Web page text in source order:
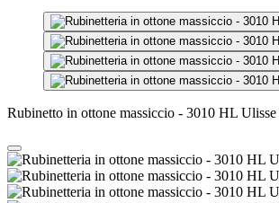
Rubinetto in ottone massiccio - 3010 HL